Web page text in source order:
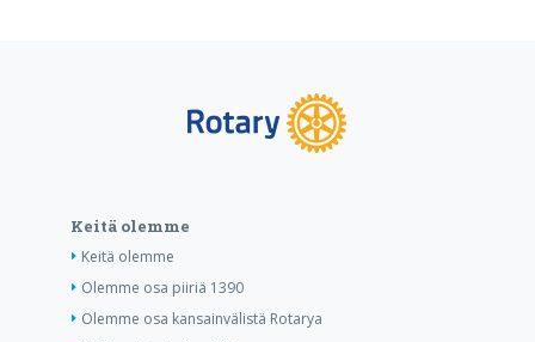
Keitä olemme
Keitä olemme
Olemme osa piiriä 1390
Olemme osa kansainvälistä Rotarya